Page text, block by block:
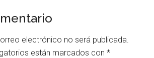
electrónico no será publicada.
están marcados con*